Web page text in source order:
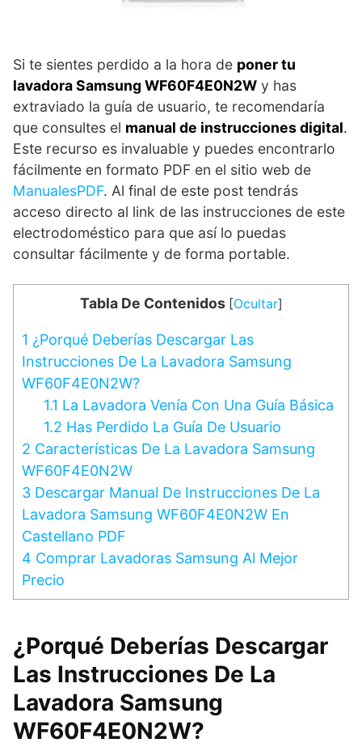
Si te sientes perdido a la hora de poner tu
lavadora Samsung WF60F4E0N2W y has
extraviado la guía de usuario, te recomendaría
que consultes el manual de instrucciones digital.
Este recurso es invaluable y puedes encontrarlo
fácilmente en formato PDF en el sitio web de
ManualesPDF. Al final de este post tendrás
acceso directo al link de las instrucciones de este
electrodoméstico para que así lo puedas
consultar fácilmente y de forma portable.
Tabla De Contenidos [Ocultar]
1 ¿Porqué Deberías Descargar Las
Instrucciones De La Lavadora Samsung
WF60F4E0N2W?
1.1 La Lavadora Venía Con Una Guía Básica
1.2 Has Perdido La Guía De Usuario
2 Características De La Lavadora Samsung
WF60F4E0N2W
3 Descargar Manual De Instrucciones De La
Lavadora Samsung WF60F4E0N2W En
Castellano PDF
4 Comprar Lavadoras Samsung Al Mejor
Precio
¿Porqué Deberías Descargar
Las Instrucciones De La
Lavadora Samsung
WF60F4E0N2W?